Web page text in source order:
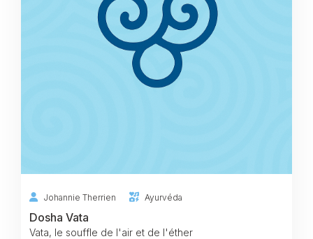
Johannie Therrien Ayurvéda
Dosha Vata
Vata, le souffle de l'air et de l'éther